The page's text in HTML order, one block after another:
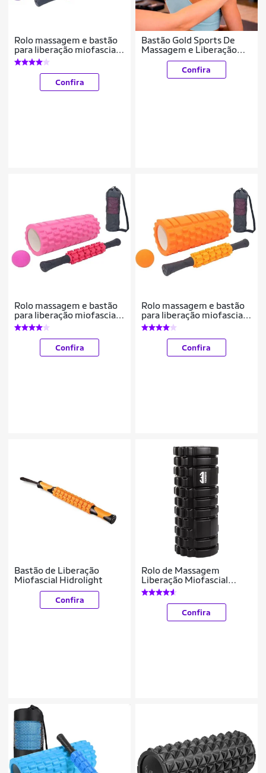
Rolo massagem e bastão
para liberação miofascial
e bola lacrosse e bolsa
Confira
Bastão Gold Sports De
Massagem e Liberação
Miofascial II
Confira
Rolo massagem e bastão
para liberação miofascial
e bola lacrosse e bolsa
Confira
Rolo massagem e bastão
para liberação miofascial
e bola lacrosse e bolsa
Confira
Bastão de Liberação
Miofascial Hidrolight
Confira
Rolo de Massagem
Liberação Miofascial
Foam Roller Yangfit
Confira